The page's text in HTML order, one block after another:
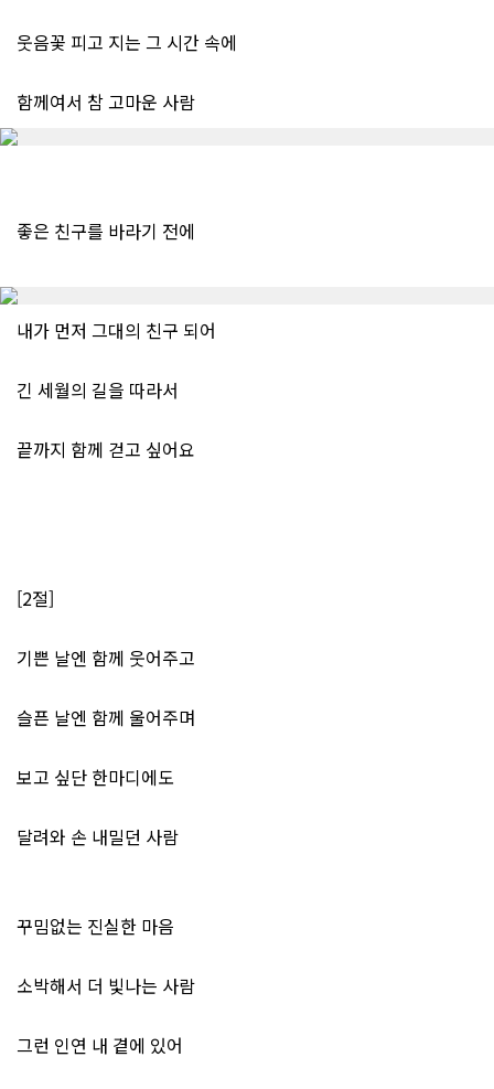
웃음꽃 피고 지는 그 시간 속에
함께여서 참 고마운 사람
좋은 친구를 바라기 전에
내가 먼저 그대의 친구 되어
긴 세월의 길을 따라서
끝까지 함께 걷고 싶어요
[2절]
기쁜 날엔 함께 웃어주고
슬픈 날엔 함께 울어주며
보고 싶단 한마디에도
달려와 손 내밀던 사람
꾸밈없는 진실한 마음
소박해서 더 빛나는 사람
그런 인연 내 곁에 있어